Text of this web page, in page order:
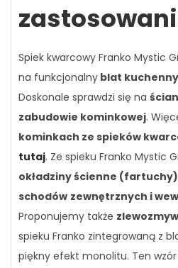
Spiek kwarcowy Franko Mystic
na funkcjonalny blat kuchenny
Doskonale sprawdzi się na
zabudowie kominkowej.
kominkach ze spieków
tutaj. Ze spieku Franko Mystic
okładziny ścienne (fartuchy)
schodów zewnętrznych i
Proponujemy także
spieku Franko zintegrowaną z
piękny efekt monolitu. Ten